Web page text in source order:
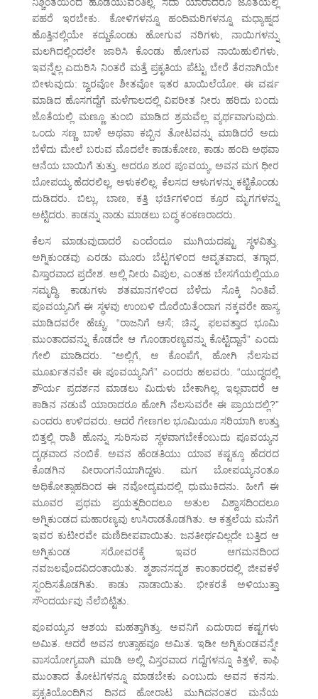
ನಿಶ್ಚಿಂತೆಯಿಂದ ಹೊಡೆಯುವಂತಿಲ್ಲ. ಸದಾ ಯಾರಾದರೂ ಜೊತೆಯಲ್ಲಿ
ಪಹರೆ ಇರಬೇಕು. ಕೋಳಿಗಳನ್ನೂ ಹಂದಿಮರಿಗಳನ್ನೂ ಮಧ್ಯಾಹ್ನದ
ಹೊತ್ತಿನಲ್ಲಿಯೇ ಕದ್ದುಕೊಂಡು ಹೋಗುವ ನರಿಗಳು, ನಾಯಿಗಳನ್ನು
ಮಲಗಿದಲ್ಲಿಂದಲೇ ಜಾರಿಸಿ ಕೊಂಡು ಹೋಗುವ ನಾಯಿಹುಲಿಗಳು,
ಇವನ್ನೆಲ್ಲ ಎದುರಿಸಿ ನಿಂತರೆ ಮತ್ತೆ ಪ್ರಕೃತಿಯ ಪೆಟ್ಟು ಬೇರೆ ತೆರನಾಗಿಯೇ
ಬೀಳುವುದು: ಜ್ವರವೋ ಶೀತವೋ ಇತರ ಖಾಯಿಲೆಯೋ. ಈ ವರ್ಷ
ಮಾಡಿದ ಹೊಸಗದ್ದೆಗೆ ಮಳೆಗಾಲದಲ್ಲಿ ವಿಪರೀತ ನೀರು ಹರಿದು ಬಂದು
ಜೊತೆಯಲ್ಲಿ ಮಣ್ಣೂ ತುಂಬಿ ಮಾಡಿದ ಶ್ರಮವೆಲ್ಲ ವ್ಯರ್ಥವಾಗುವುದು.
ಒಂದು ಸಣ್ಣ ಬಾಳೆ ಅಥವಾ ಕಬ್ಬಿನ ತೋಟವನ್ನು ಮಾಡಿದರೆ ಅದು
ಬೆಳೆದು ಮೇಲೆ ಬರುವ ಮೊದಲೇ ಕಾಡುಕೋಣ, ಕಾಡು ಹಂದಿ ಅಥವಾ
ಆನೆಯ ಬಾಯಿಗೆ ತುತ್ತು. ಆದರೂ ಶೂರ ಪೂವಯ್ಯ, ಅವನ ಮಗ ಧೀರ
ಬೋಪಯ್ಯ ಹೆದರಲಿಲ್ಲ, ಅಳುಕಲಿಲ್ಲ. ಕೆಲಸದ ಆಳುಗಳನ್ನು ಕಟ್ಟಿಕೊಂಡು
ದುಡಿದರು. ಬಿಲ್ಲು, ಬಾಣ, ಕತ್ತಿ ಭರ್ಚಿಗಳಿಂದ ಕ್ರೂರ ಮೃಗಗಳನ್ನು
ಅಟ್ಟಿದರು. ಕಾಡನ್ನು ನಾಡು ಮಾಡಲು ಬದ್ಧ ಕಂಕಣರಾದರು.
ಕೆಲಸ ಮಾಡುವುದಾದರೆ ಎಂದೆಂದೂ ಮುಗಿಯದಷ್ಟು ಸ್ಥಳವಿತ್ತು.
ಅಗ್ನಿಕುಂಡವು ಎರಡು ಮೂರು ಬೆಟ್ಟಗಳಿಂದ ಆವೃತವಾದ, ತಗ್ಗಾದ,
ವಿಸ್ತಾರವಾದ ಪ್ರದೇಶ. ಅಲ್ಲಿ ನೀರು ವಿಪುಲ, ಎಂತಹ ಬೇಸಗೆಯಲ್ಲಿಯೂ
ಸಮೃದ್ಧಿ. ಕಾಡುಗಳು ಶತಮಾನಗಳಿಂದ ಬೆಳೆದು ಸೊಕ್ಕಿ ನಿಂತಿವೆ.
ಪೂವಯ್ಯನಿಗೆ ಈ ಸ್ಥಳವು ಉಂಬಳಿ ದೊರೆಯಿತೆಂದಾಗ ನಕ್ಕವರೇ ಹಾಸ್ಯ
ಮಾಡಿದವರೇ ಹೆಚ್ಚು. “ರಾಜನಿಗೆ ಆಸೆ; ಚಿನ್ನ, ಫಲವತ್ತಾದ ಭೂಮಿ
ಮುಂತಾದವನ್ನು ಕೊಡದೇ ಆ ಗೊಂಡಾರಣ್ಯವನ್ನು ಕೊಟ್ಟಿದ್ದಾನೆ” ಎಂದು
ಗೇಲಿ ಮಾಡಿದರು. “ಅಲ್ಲಿಗೆ, ಆ ಕೊಂಪೆಗೆ, ಹೋಗಿ ನೆಲಸುವ
ಮೂರ್ಖತನವೇ ಈ ಪೂವಯ್ಯನಿಗೆ” ಎಂದರು ಹಲವರು. “ಯುದ್ಧದಲ್ಲಿ
ಶೌರ್ಯ ಪ್ರದರ್ಶನ ಮಾಡಲು ಮಿದುಳು ಬೇಕಾಗಿಲ್ಲ. ಇಲ್ಲವಾದರೆ ಆ
ಕಾಡಿನ ನಡುವೆ ಯಾರಾದರೂ ಹೋಗಿ ನೆಲಸುವರೇ ಈ ಪ್ರಾಯದಲ್ಲಿ?”
ಎಂದರು ಉಳಿದವರು. ಆದರೆ ಗೇಣಗಲ ಭೂಮಿಯೂ ಸರಿಯಾಗಿ ಉತ್ತು
ಬಿತ್ತಲ್ಲಿ ರಾಶಿ ಹೊನ್ನು ಸುರಿಸುವ ಸ್ಥಳವಾಗಬೇಕೆಂಬುದು ಪೂವಯ್ಯನ
ದೃಢವಾದ ನಂಬಿಕೆ. ಅವನ ಹೆಂಡತಿಯು ಯಾವ ಕಷ್ಟಕ್ಕೂ ಹೆದರದ
ಕೊಡಗಿನ ವೀರಾಂಗನೆಯಾಗಿದ್ದಳು. ಮಗ ಬೋಪಯ್ಯನಂತೂ
ಅಧಿಕೋತ್ಸಾಹದಿಂದ ಈ ನವೋದ್ಯಮದಲ್ಲಿ ಧುಮುಕಿದನು. ಹೀಗೆ ಈ
ಮೂವರ ಪ್ರಥಮ ಪ್ರಯತ್ನದಿಂದಲೂ ಅತುಲ ವಿಶ್ವಾಸದಿಂದಲೂ
ಅಗ್ನಿಕುಂಡದ ಮಹಾರಣ್ಯವು ಉಸಿರಾಡತೊಡಗಿತು. ಆ ಕತ್ತಲೆಯ ಮನೆಗೆ
ಇವರ ಕುಟೀರವೇ ಮಣಿದೀಪವಾಯಿತು. ಜನತೀರ್ಥವಿಲ್ಲದೇ ಬತ್ತಿದ ಆ
ಅಗ್ನಿಕುಂಡ ಸರೋವರಕ್ಕೆ ಇವರ ಆಗಮನದಿಂದ
ನವಜಲವೊದವಿದಂತಾಯಿತು. ಶ್ಮಶಾನಸದೃಶ ಕಾಂತಾರದಲ್ಲಿ ಜೀವಕಳೆ
ಸ್ಪಂದಿಸತೊಡಗಿತು. ಕಾಡು ನಾಡಾಯಿತು. ಭೀಕರತೆ ಅಳಿಯುತ್ತಾ
ಸೌಂದರ್ಯವು ನೆಲೆಬಿಟ್ಟಿತು.
ಪೂವಯ್ಯನ ಆಶಯ ಮಹತ್ತಾಗಿತ್ತು. ಅವನಿಗೆ ಎದುರಾದ ಕಷ್ಟಗಳು
ಅಮಿತ. ಆದರೆ ಅವನ ಉತ್ಸಾಹವೂ ಅಮಿತ. ಇಡೀ ಅಗ್ನಿಕುಂಡವನ್ನೇ
ವಾಸಯೋಗ್ಯವಾಗಿ ಮಾಡಿ ಅಲ್ಲಿ ವಿಸ್ತರವಾದ ಗದ್ದೆಗಳನ್ನೂ ಕಿತ್ತಳೆ, ಕಾಫಿ
ಮುಂತಾದ ತೋಟಗಳನ್ನೂ ಮಾಡಬೇಕು ಎಂಬುದು ಅವನ ಕನಸು.
ಪ್ರಕೃತಿಯೊಂದಿಗಿನ ದಿನದ ಹೋರಾಟ ಮುಗಿದನಂತರ ಮನೆಯ